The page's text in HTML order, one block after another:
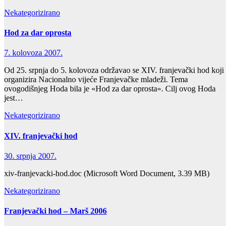
Nekategorizirano
Hod za dar oprosta
7. kolovoza 2007.
Od 25. srpnja do 5. kolovoza održavao se XIV. franjevački hod koji
organizira Nacionalno vijeće Franjevačke mladeži. Tema
ovogodišnjeg Hoda bila je «Hod za dar oprosta». Cilj ovog Hoda
jest…
Nekategorizirano
XIV. franjevački hod
30. srpnja 2007.
xiv-franjevacki-hod.doc (Microsoft Word Document, 3.39 MB)
Nekategorizirano
Franjevački hod – Marš 2006